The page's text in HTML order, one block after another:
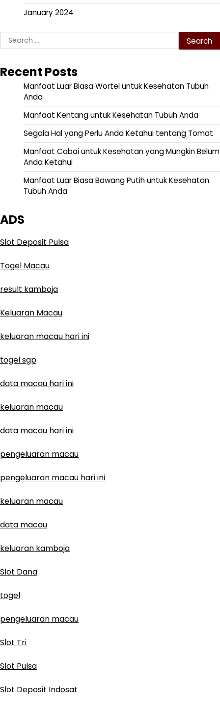
January 2024
Search
for:
Recent Posts
Manfaat Luar Biasa Wortel untuk Kesehatan Tubuh
Anda
Manfaat Kentang untuk Kesehatan Tubuh Anda
Segala Hal yang Perlu Anda Ketahui tentang Tomat
Manfaat Cabai untuk Kesehatan yang Mungkin Belum
Anda Ketahui
Manfaat Luar Biasa Bawang Putih untuk Kesehatan
Tubuh Anda
ADS
Slot Deposit Pulsa
Togel Macau
result kamboja
Keluaran Macau
keluaran macau hari ini
togel sgp
data macau hari ini
keluaran macau
data macau hari ini
pengeluaran macau
pengeluaran macau hari ini
keluaran macau
data macau
keluaran kamboja
Slot Dana
togel
pengeluaran macau
Slot Tri
Slot Pulsa
Slot Deposit Indosat